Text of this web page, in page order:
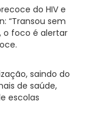
do HIV e
“Transou sem
o foco é alertar
saindo do
de saúde,
escolas